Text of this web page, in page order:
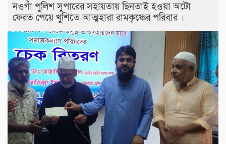
নওগাঁ পুলিশ সুপারের সহায়তায় ছিনতাই হওয়া অটো
ফেরত পেয়ে খুশিতে আত্মহারা রামকৃষ্ণের পরিবার ।